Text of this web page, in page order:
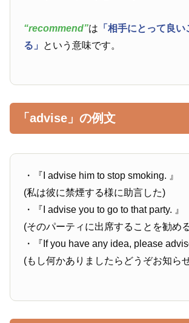
“recommend”は 「相手にとって良
る」 という意味です。
「advise」の例文
・『I advise him to stop smoking. 』
(私は彼に禁煙する様に助言した)
・『I advise you to go to that party. 』
(そのパーティに出席することを勧め
・『If you have any idea, please
(もし何かありましたらどうぞお知ら